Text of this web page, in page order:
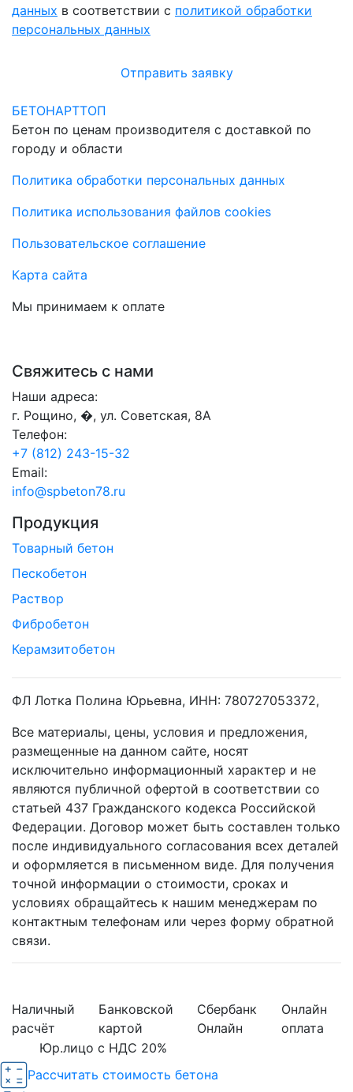
данных в соответствии с политикой обработки
персональных данных
Отправить заявку
БЕТОНАРТТОП
Бетон по ценам производителя с доставкой по
городу и области
Политика обработки персональных данных
Политика использования файлов cookies
Пользовательское соглашение
Карта сайта
Мы принимаем к оплате
Свяжитесь с нами
Наши адреса:
г. Рощино, �, ул. Советская, 8А
Телефон:
+7 (812) 243-15-32
Email:
info@spbeton78.ru
Продукция
Товарный бетон
Пескобетон
Раствор
Фибробетон
Керамзитобетон
ФЛ Лотка Полина Юрьевна, ИНН: 780727053372,
Все материалы, цены, условия и предложения,
размещенные на данном сайте, носят
исключительно информационный характер и не
являются публичной офертой в соответствии со
статьей 437 Гражданского кодекса Российской
Федерации. Договор может быть составлен только
после индивидуального согласования всех деталей
и оформляется в письменном виде. Для получения
точной информации о стоимости, сроках и
условиях обращайтесь к нашим менеджерам по
контактным телефонам или через форму обратной
связи.
Наличный
расчёт
Банковской
картой
Сбербанк
Онлайн
Онлайн
оплата
Юр.лицо с НДС 20%
Рассчитать стоимость бетона